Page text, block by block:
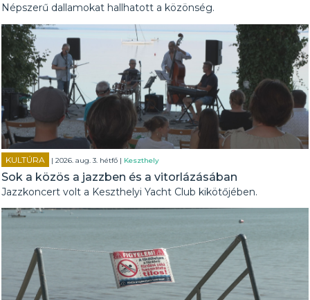
Népszerű dallamokat hallhatott a közönség.
KULTÚRA | 2026. aug. 3. hétfő | Keszthely
Sok a közös a jazzben és a vitorlázásában
Jazzkoncert volt a Keszthelyi Yacht Club kikötőjében.